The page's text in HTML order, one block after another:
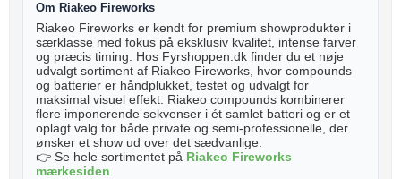
Om Riakeo Fireworks
Riakeo Fireworks er kendt for premium showprodukter i
særklasse med fokus på eksklusiv kvalitet, intense farver
og præcis timing. Hos Fyrshoppen.dk finder du et nøje
udvalgt sortiment af Riakeo Fireworks, hvor compounds
og batterier er håndplukket, testet og udvalgt for
maksimal visuel effekt. Riakeo compounds kombinerer
flere imponerende sekvenser i ét samlet batteri og er et
oplagt valg for både private og semi-professionelle, der
ønsker et show ud over det sædvanlige.
👉 Se hele sortimentet på Riakeo Fireworks
mærkesiden